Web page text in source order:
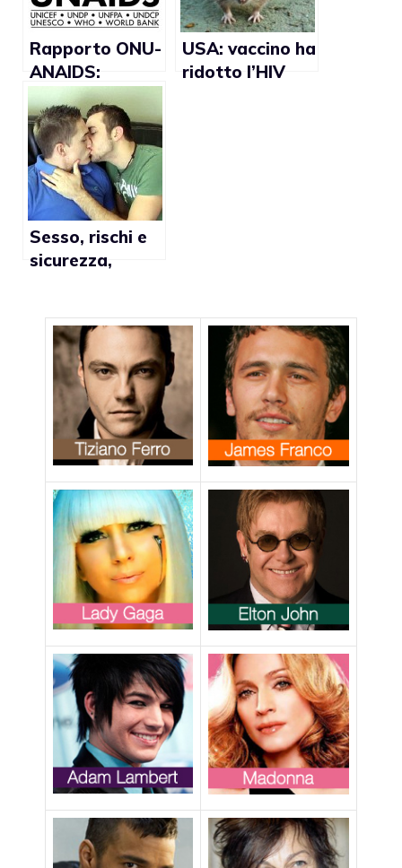
Rapporto ONU-
ANAIDS:
diffusione HIV
in Europa
USA: vaccino ha
ridotto l’HIV
Sesso, rischi e
sicurezza,
dell’Aids